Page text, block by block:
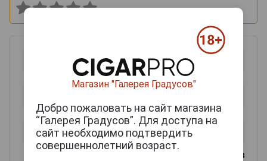
из 2000 знаков
Магазин "Галерея Градусов"
Добро пожаловать на сайт магазина
“Галерея Градусов”. Для доступа на
сайт необходимо подтвердить
совершеннолетний возраст.